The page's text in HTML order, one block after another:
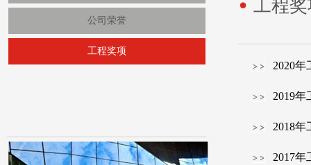
公司荣誉
工程奖项
工程
2020年
2019年
2018年
2017年